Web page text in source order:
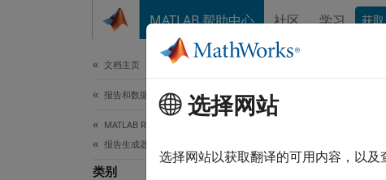
MATLAB 帮助中心 社区 学习 获
文档主页
报告和数据库访问
MATLAB Report Generator
报告生成器开发
类别
模板
选择网站
选择网站以获取翻译的可用内容，以